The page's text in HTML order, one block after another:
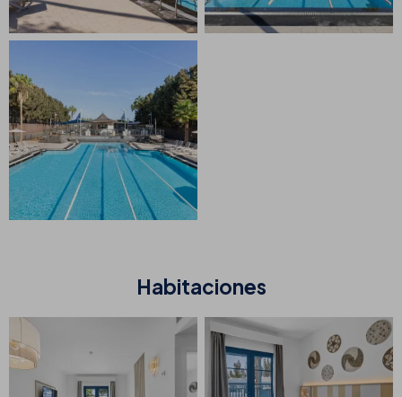
Habitaciones